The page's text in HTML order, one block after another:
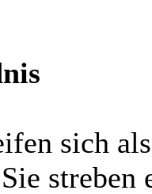
sich
streben